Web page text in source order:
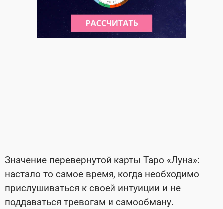
Значение перевернутой карты Таро «Луна»:
настало то самое время, когда необходимо
прислушиваться к своей интуиции и не
поддаваться тревогам и самообману.